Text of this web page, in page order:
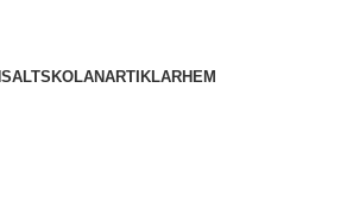
SALTSKOLANARTIKLARHEM